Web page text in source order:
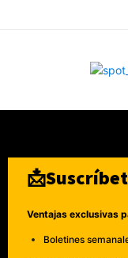
Ventajas exclusivas
Boletines